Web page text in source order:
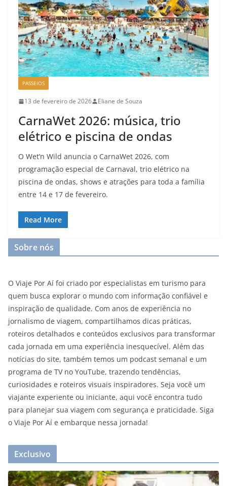
PASSEIOS
13 de fevereiro de 2026 Eliane de Souza
CarnaWet 2026: música, trio
elétrico e piscina de ondas
O Wet’n Wild anuncia o CarnaWet 2026, com
programação especial de Carnaval, trio elétrico na
piscina de ondas, shows e atrações para toda a família
entre 14 e 17 de fevereiro.
Read More
Sobre nós
O Viaje Por Aí foi criado por especialistas em turismo para
quem busca explorar o mundo com informação confiável e
inspiração de qualidade. Com anos de experiência no
jornalismo de viagem, compartilhamos dicas práticas,
roteiros detalhados e conteúdos exclusivos para transformar
cada jornada em uma experiência inesquecível. Além das
notícias do site, também temos um podcast semanal e um
programa de TV no YouTube, trazendo tendências,
curiosidades e roteiros visuais inspiradores. Seja você um
viajante experiente ou iniciante, aqui você encontra tudo
para planejar sua viagem com segurança e praticidade. Siga
o Viaje Por Aí e embarque nessa jornada!
Exclusivo